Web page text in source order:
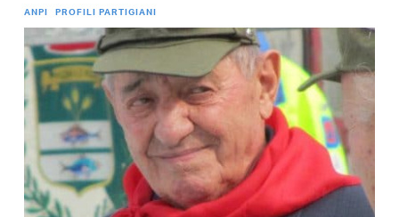
ANPI PROFILI PARTIGIANI